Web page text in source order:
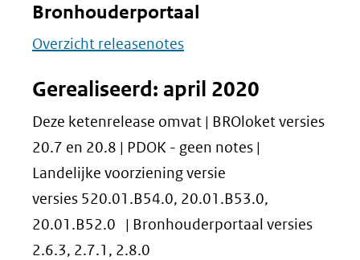
Bronhouderportaal
Overzicht releasenotes
Gerealiseerd: april 2020
Deze ketenrelease omvat | BROloket versies
20.7 en 20.8 | PDOK - geen notes |
Landelijke voorziening versie
versies 520.01.B54.0, 20.01.B53.0,
20.01.B52.0 | Bronhouderportaal versies
2.6.3, 2.7.1, 2.8.0